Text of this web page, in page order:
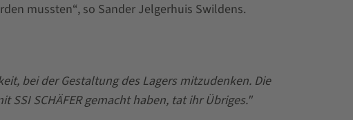
mussten“, so Sander Jelgerhuis Swildens.
bei der Gestaltung des Lagers mitzudenken. Die
SSI SCHÄFER gemacht haben, tat ihr Übriges."